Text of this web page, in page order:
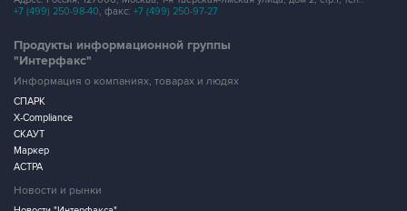
+7 (499) 250-98-40, факс: +7 (499) 250-97-27
Продукты информационной группы
"Интерфакс"
Информация о компаниях, товарах и людях
СПАРК
X-Compliance
СКАУТ
Маркер
АСТРА
Новости и рынки